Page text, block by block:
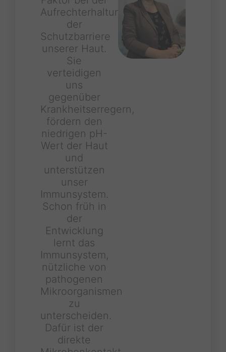
Aufrechterhaltung
der
Schutzbarriere
unserer Haut.
Sie
verteidigen
uns
gegenüber
Krankheitserregern,
fördern den
niedrigen pH-
Wert der Haut
und
unterstützen
unser
Immunsystem.
Schon früh in
der
Entwicklung
lernt das
Immunsystem,
nützliche von
pathogenen
Mikroorganismen
zu
unterscheiden.
Dafür ist der
direkte